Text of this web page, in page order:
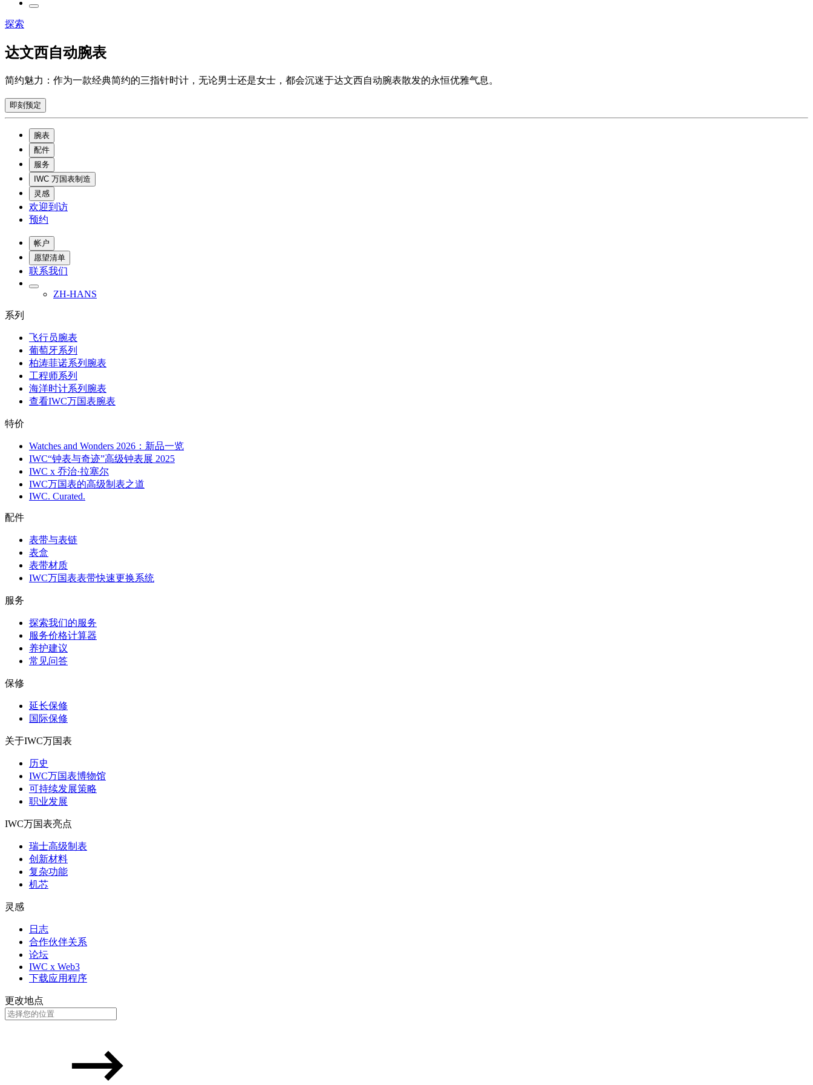
探索
达文西自动腕表
简约魅力：作为一款经典简约的三指针时计，无论男士还是女士，都会沉迷于达文西自动腕表散发的永恒优雅气息。
即刻预定
腕表
配件
服务
IWC 万国表制造
灵感
欢迎到访
预约
帐户
愿望清单
联系我们
ZH-HANS
系列
飞行员腕表
葡萄牙系列
柏涛菲诺系列腕表
工程师系列
海洋时计系列腕表
查看IWC万国表腕表
特价
Watches and Wonders 2026：新品一览
IWC“钟表与奇迹”高级钟表展 2025
IWC x 乔治·拉塞尔
IWC万国表的高级制表之道
IWC. Curated.
配件
表带与表链
表盒
表带材质
IWC万国表表带快速更换系统
服务
探索我们的服务
服务价格计算器
养护建议
常见问答
保修
延长保修
国际保修
关于IWC万国表
历史
IWC万国表博物馆
可持续发展策略
职业发展
IWC万国表亮点
瑞士高级制表
创新材料
复杂功能
机芯
灵感
日志
合作伙伴关系
论坛
IWC x Web3
下载应用程序
更改地点